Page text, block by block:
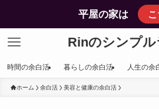
平屋の家は
Rinのシンプル
時間の余白活 暮らしの余白活 人生の余
ホーム 余白活 美容と健康の余白活